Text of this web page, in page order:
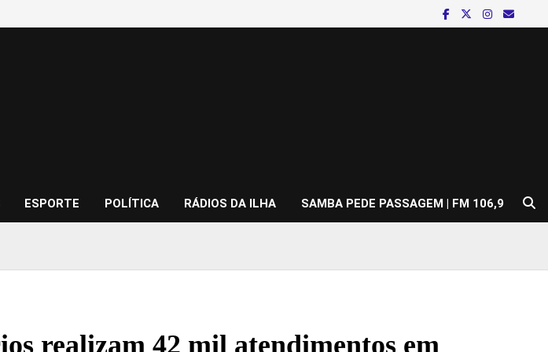
ESPORTE POLÍTICA RÁDIOS DA ILHA SAMBA PEDE PASSAGEM | FM 106,9
realizam 42 mil atendimentos em